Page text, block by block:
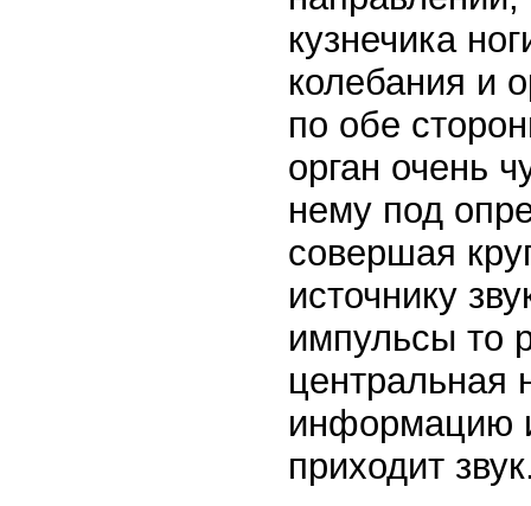
кузнечика
колебания и
по обе
орган очень
нему под
совершая
источнику
импульсы то
центральная
информацию
приходит